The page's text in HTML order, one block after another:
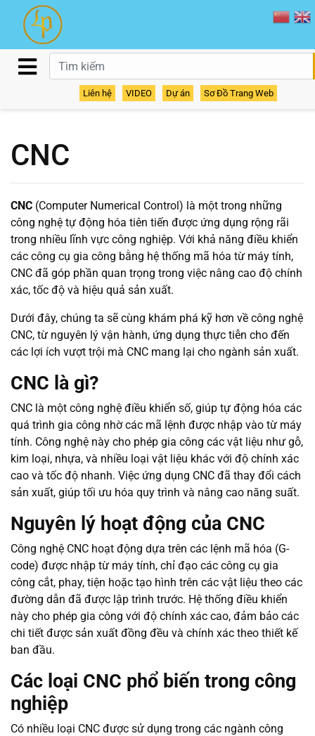
Liên hệ VIDEO Dự án Sơ Đồ Trang Web
CNC
CNC (Computer Numerical Control) là một trong những
công nghệ tự động hóa tiên tiến được ứng dụng rộng rãi
trong nhiều lĩnh vực công nghiệp. Với khả năng điều khiển
các công cụ gia công bằng hệ thống mã hóa từ máy tính,
CNC đã góp phần quan trọng trong việc nâng cao độ chính
xác, tốc độ và hiệu quả sản xuất.
Dưới đây, chúng ta sẽ cùng khám phá kỹ hơn về công nghệ
CNC, từ nguyên lý vận hành, ứng dụng thực tiễn cho đến
các lợi ích vượt trội mà CNC mang lại cho ngành sản xuất.
CNC là gì?
CNC là một công nghệ điều khiển số, giúp tự động hóa các
quá trình gia công nhờ các mã lệnh được nhập vào từ máy
tính. Công nghệ này cho phép gia công các vật liệu như gỗ,
kim loại, nhựa, và nhiều loại vật liệu khác với độ chính xác
cao và tốc độ nhanh. Việc ứng dụng CNC đã thay đổi cách
sản xuất, giúp tối ưu hóa quy trình và nâng cao năng suất.
Nguyên lý hoạt động của CNC
Công nghệ CNC hoạt động dựa trên các lệnh mã hóa (G-
code) được nhập từ máy tính, chỉ đạo các công cụ gia
công cắt, phay, tiện hoặc tạo hình trên các vật liệu theo các
đường dẫn đã được lập trình trước. Hệ thống điều khiển
này cho phép gia công với độ chính xác cao, đảm bảo các
chi tiết được sản xuất đồng đều và chính xác theo thiết kế
ban đầu.
Các loại CNC phổ biến trong công
nghiệp
Có nhiều loại CNC được sử dụng trong các ngành công